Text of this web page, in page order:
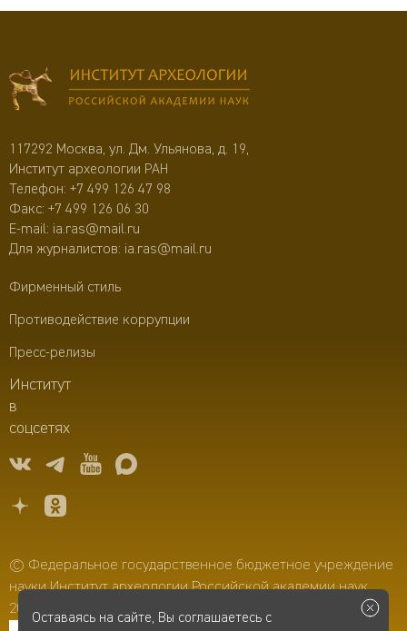
117292 Москва, ул. Дм. Ульянова, д. 19,
Институт археологии РАН
Телефон: +7 499 126 47 98
Факс: +7 499 126 06 30
E-mail: ia.ras@mail.ru
Для журналистов: ia.ras@mail.ru
Фирменный стиль
Противодействие коррупции
Пресс-релизы
Институт
в
соцсетях
© Федеральное государственное бюджетное учреждение
науки Институт археологии Российской академии наук,
2006–2026
Оставаясь на сайте, Вы соглашаетесь с